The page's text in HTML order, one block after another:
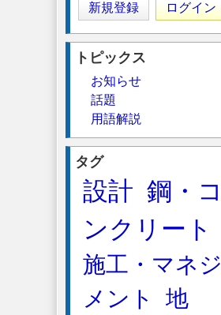
新規登録 ログイン
トピックス
お知らせ
話題
用語解説
タグ
設計 鋼・コ
ンクリート
施工・マネジ
メント
地
Secondary
menu